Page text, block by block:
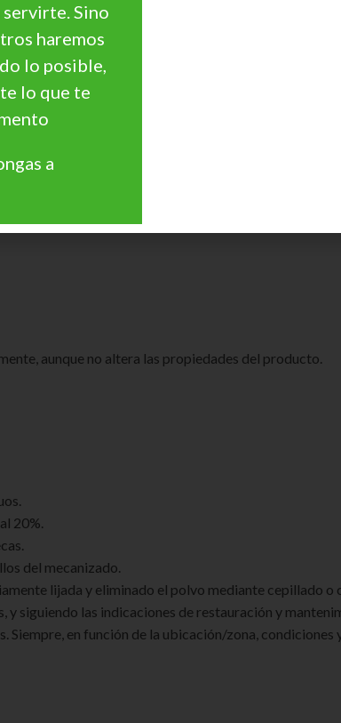
vez seco
aunque no altera las propiedades del producto.
20%.
del mecanizado.
lijada y eliminado el polvo mediante cepillado
y siguiendo las indicaciones de restauración y
en función de la ubicación/zona, condiciones
servirte. Sino
haremos
lo posible,
lo que te
a